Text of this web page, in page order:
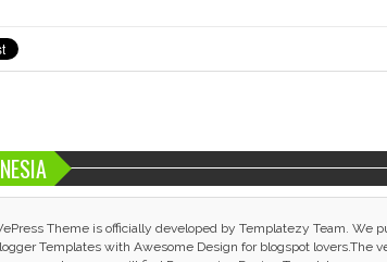
Theme is officially developed by Templatezy Team. We
Templates with Awesome Design for blogspot lovers.The